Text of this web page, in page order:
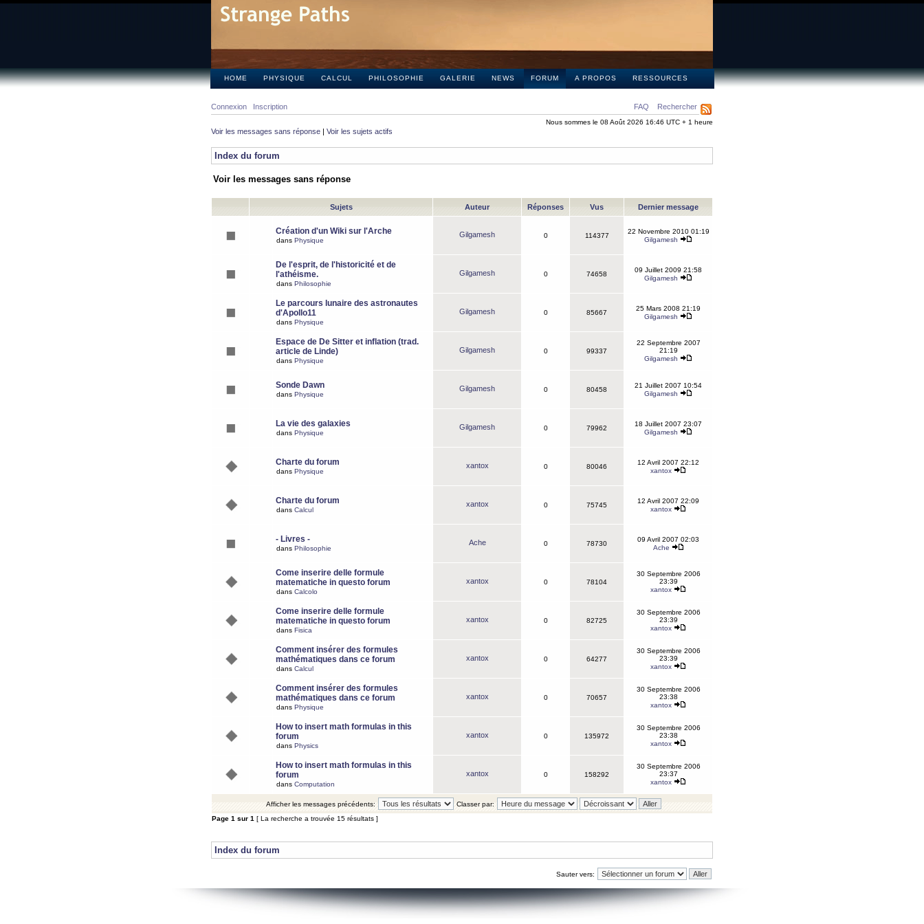
HOME PHYSIQUE CALCUL PHILOSOPHIE GALERIE NEWS FORUM A PROPOS RESSOURCES
FAQ Rechercher
Connexion Inscription
Nous sommes le 08 Août 2026 16:46 UTC + 1 heure
Voir les messages sans réponse | Voir les sujets actifs
Index du forum
Voir les messages sans réponse
Sujets Auteur Réponses Vus Dernier message
Création d'un Wiki sur l'Arche
dans Physique
Gilgamesh 0 114377
22 Novembre 2010 01:19
Gilgamesh
De l'esprit, de l'historicité et de
l'athéisme.
dans Philosophie
Gilgamesh 0 74658
09 Juillet 2009 21:58
Gilgamesh
Le parcours lunaire des astronautes
d'Apollo11
dans Physique
Gilgamesh 0 85667
25 Mars 2008 21:19
Gilgamesh
Espace de De Sitter et inflation (trad.
article de Linde)
dans Physique
Gilgamesh 0 99337
22 Septembre 2007
21:19
Gilgamesh
Sonde Dawn
dans Physique
Gilgamesh 0 80458
21 Juillet 2007 10:54
Gilgamesh
La vie des galaxies
dans Physique
Gilgamesh 0 79962
18 Juillet 2007 23:07
Gilgamesh
Charte du forum
dans Physique
xantox 0 80046
12 Avril 2007 22:12
xantox
Charte du forum
dans Calcul
xantox 0 75745
12 Avril 2007 22:09
xantox
- Livres -
dans Philosophie
Ache 0 78730
09 Avril 2007 02:03
Ache
Come inserire delle formule
matematiche in questo forum
dans Calcolo
xantox 0 78104
30 Septembre 2006
23:39
xantox
Come inserire delle formule
matematiche in questo forum
dans Fisica
xantox 0 82725
30 Septembre 2006
23:39
xantox
Comment insérer des formules
mathématiques dans ce forum
dans Calcul
xantox 0 64277
30 Septembre 2006
23:39
xantox
Comment insérer des formules
mathématiques dans ce forum
dans Physique
xantox 0 70657
30 Septembre 2006
23:38
xantox
How to insert math formulas in this
forum
dans Physics
xantox 0 135972
30 Septembre 2006
23:38
xantox
How to insert math formulas in this
forum
dans Computation
xantox 0 158292
30 Septembre 2006
23:37
xantox
Afficher les messages précédents:
Classer par:
Page 1 sur 1 [ La recherche a trouvée 15 résultats ]
Index du forum
Sauter vers: